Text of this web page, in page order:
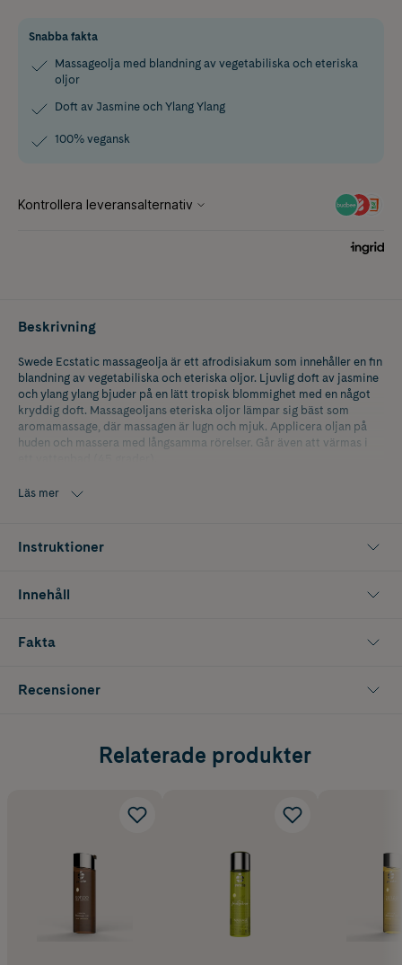
Snabba fakta
Massageolja med blandning av vegetabiliska och eteriska
oljor
Doft av Jasmine och Ylang Ylang
100% vegansk
Beskrivning
Swede Ecstatic massageolja är ett afrodisiakum som innehåller en fin
blandning av vegetabiliska och eteriska oljor. Ljuvlig doft av jasmine
och ylang ylang bjuder på en lätt tropisk blommighet med en något
kryddig doft. Massageoljans eteriska oljor lämpar sig bäst som
aromamassage, där massagen är lugn och mjuk. Applicera oljan på
huden och massera med långsamma rörelser. Går även att värmas i
Massageoljan är 100% vegansk och ett mycket bra val för
Läs mer
Instruktioner
Innehåll
Fakta
Recensioner
Relaterade produkter